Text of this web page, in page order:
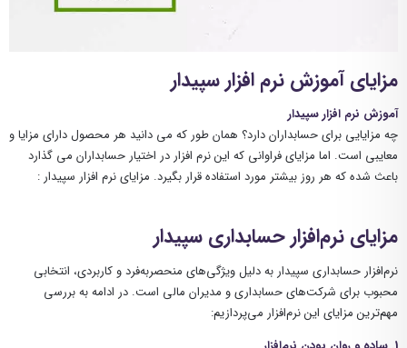
مزایای آموزش نرم افزار سپیدار
آموزش نرم افزار سپیدار
چه مزایایی برای حسابداران دارد؟ همان طور که می دانید هر محصول دارای مزایا و
معایبی است. اما مزایای فراوانی که این نرم افزار در اختیار حسابداران می گذارد
باعث شده که هر روز بیشتر مورد استفاده قرار بگیرد. مزایای نرم افزار سپیدار :
مزایای نرم‌افزار حسابداری سپیدار
نرم‌افزار حسابداری سپیدار به دلیل ویژگی‌های منحصر‌به‌فرد و کاربردی، انتخابی
محبوب برای شرکت‌های حسابداری و مدیران مالی است. در ادامه به بررسی
مهم‌ترین مزایای این نرم‌افزار می‌پردازیم: